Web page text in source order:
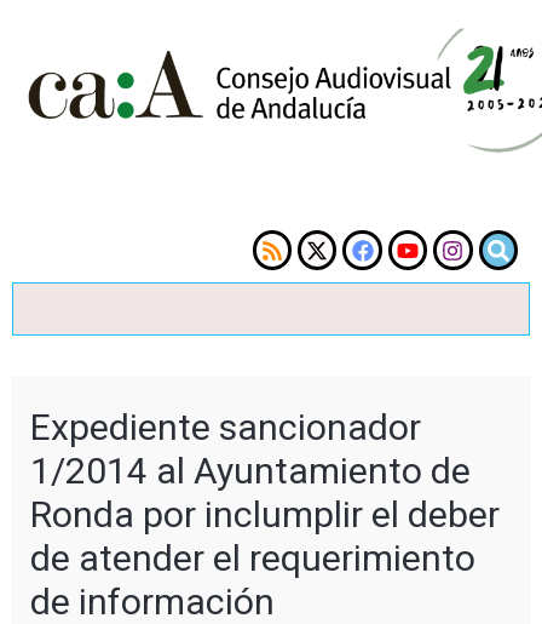
Expediente sancionador
1/2014 al Ayuntamiento de
Ronda por inclumplir el deber
de atender el requerimiento
de información